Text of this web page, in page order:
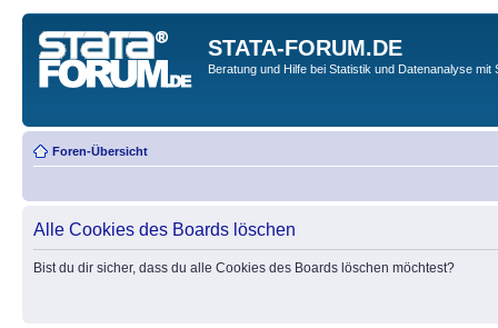
STATA-FORUM.DE
Beratung und Hilfe bei Statistik und Datenanalyse mit
Foren-Übersicht
Alle Cookies des Boards löschen
Bist du dir sicher, dass du alle Cookies des Boards löschen möchtest?